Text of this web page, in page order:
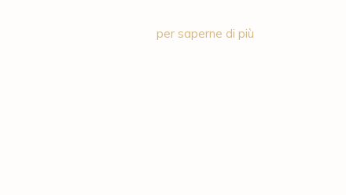
per saperne di più